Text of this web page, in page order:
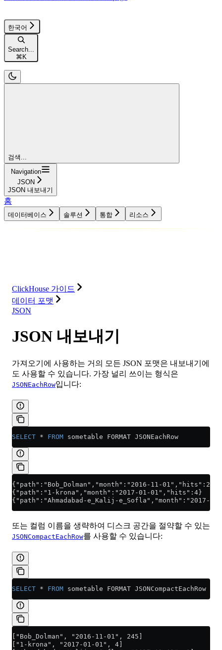
한국어
Search...
⌘ K
검색...
Navigation
JSON
JSON 내보내기
홈
데이터베이스 솔루션 통합 리소스
ClickHouse 가이드
데이터 포맷
JSON
JSON 내보내기
가져오기에 사용하는 거의 모든 JSON 포맷은 내보내기에
도 사용할 수 있습니다. 가장 널리 쓰이는 형식은
JSONEachRow입니다:
SELECT * FROM sometable FORMAT JSONEachRow
{"path":"Bob_Dolman","month":"2016-11-01","hits":245}
{"path":"1-krona","month":"2017-01-01","hits":4}
{"path":"Ahmadabad-e_Kalij-e_Sofla","month":"2017-
또는 컬럼 이름을 생략하여 디스크 공간을 절약할 수 있는
JSONCompactEachRow를 사용할 수 있습니다:
SELECT * FROM sometable FORMAT JSONCompactEachRow
["Bob_Dolman", "2016-11-01", 245]
["1-krona", "2017-01-01", 4]